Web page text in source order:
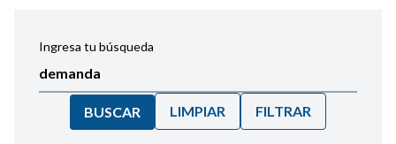
Ingresa tu búsqueda
BUSCAR LIMPIAR FILTRAR